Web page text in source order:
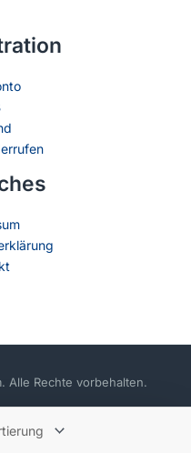
Alle Rechte vorbehalten.